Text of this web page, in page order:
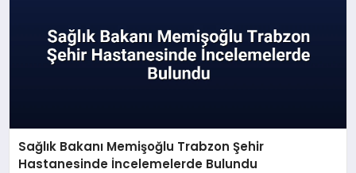
Sağlık Bakanı Memişoğlu Trabzon Şehir
Hastanesinde İncelemelerde Bulundu